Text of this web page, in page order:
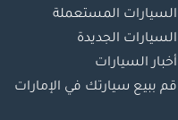
السيارات المستعملة
السيارات الجديدة
أخبار السيارات
قم ببيع سيارتك في الإمارات